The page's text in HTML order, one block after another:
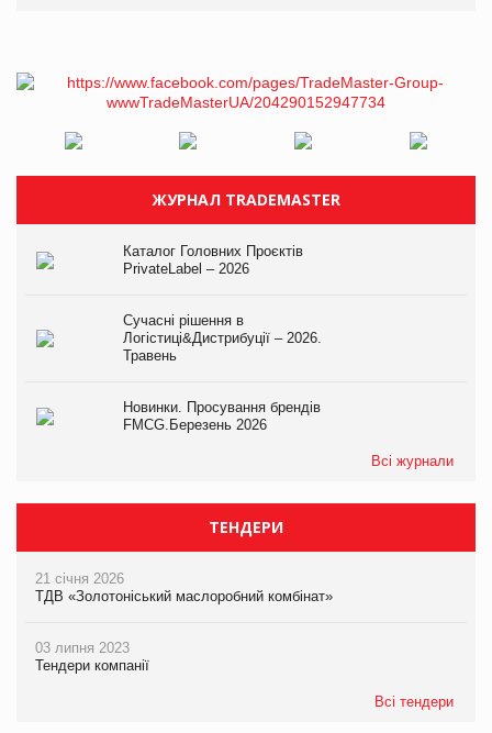
ЖУРНАЛ TRADEMASTER
Каталог Головних Проєктів
PrivateLabel – 2026
Сучасні рішення в
Логістиці&Дистрибуції – 2026.
Травень
Новинки. Просування брендів
FMCG.Березень 2026
Всі журнали
ТЕНДЕРИ
21 січня 2026
ТДВ «Золотоніський маслоробний комбінат»
03 липня 2023
Тендери компанії
Всі тендери